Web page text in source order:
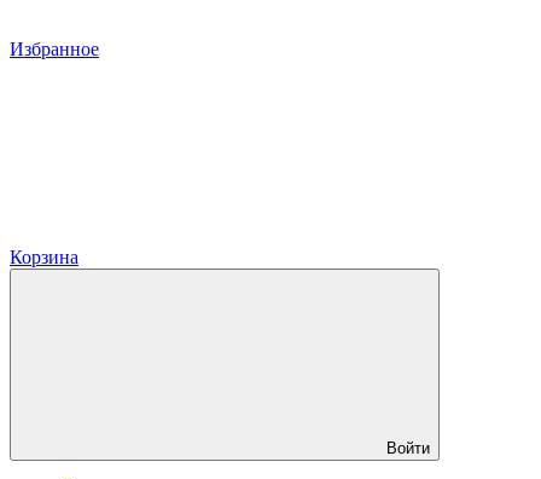
Избранное
Корзина
Войти